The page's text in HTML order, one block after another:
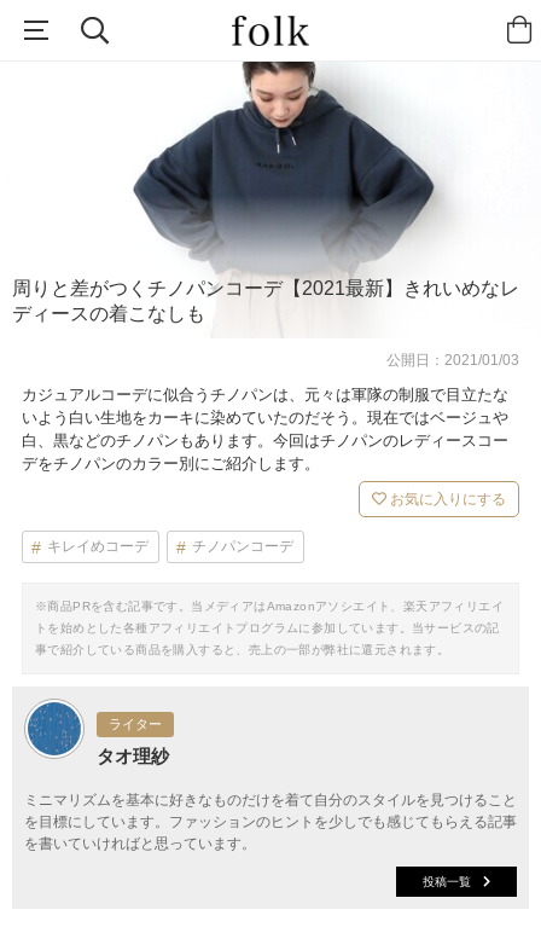
周りと差がつくチノパンコーデ【2021最新】きれいめなレ
ディースの着こなしも
公開日：2021/01/03
カジュアルコーデに似合うチノパンは、元々は軍隊の制服で目立たな
いよう白い生地をカーキに染めていたのだそう。現在ではベージュや
白、黒などのチノパンもあります。今回はチノパンのレディースコー
デをチノパンのカラー別にご紹介します。
お気に入りにする
キレイめコーデ チノパンコーデ
※商品PRを含む記事です。当メディアはAmazonアソシエイト、楽天アフィリエイ
トを始めとした各種アフィリエイトプログラムに参加しています。当サービスの記
事で紹介している商品を購入すると、売上の一部が弊社に還元されます。
ライター
タオ理紗
ミニマリズムを基本に好きなものだけを着て自分のスタイルを見つけること
を目標にしています。ファッションのヒントを少しでも感じてもらえる記事
を書いていければと思っています。
投稿一覧